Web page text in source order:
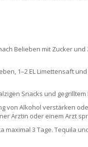
Belieben mit Zucker
1–2 EL Limettensaft
Snacks und gegrilltem
von Alkohol verstärken
Ärztin oder einem Arzt
maximal 3 Tage. Tequila